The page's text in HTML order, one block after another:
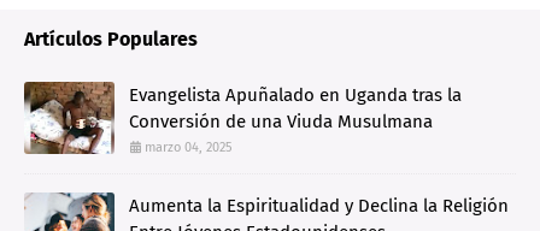
Artículos Populares
Evangelista Apuñalado en Uganda tras la
Conversión de una Viuda Musulmana
marzo 04, 2025
Aumenta la Espiritualidad y Declina la Religión